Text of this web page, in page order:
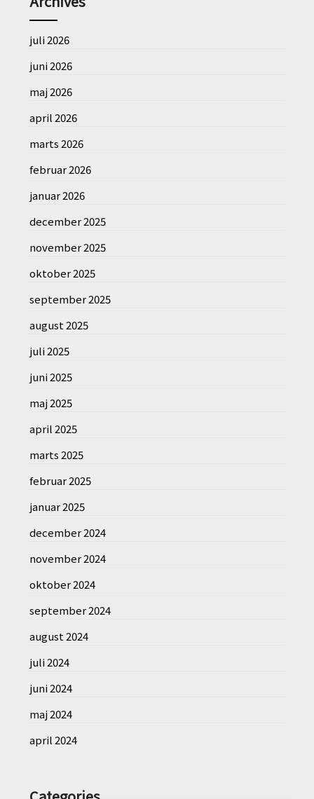
juli 2026
juni 2026
maj 2026
april 2026
marts 2026
februar 2026
januar 2026
december 2025
november 2025
oktober 2025
september 2025
august 2025
juli 2025
juni 2025
maj 2025
april 2025
marts 2025
februar 2025
januar 2025
december 2024
november 2024
oktober 2024
september 2024
august 2024
juli 2024
juni 2024
maj 2024
april 2024